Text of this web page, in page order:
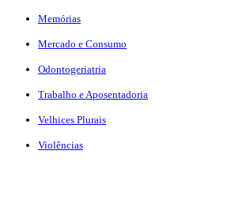
Memórias
Mercado e Consumo
Odontogeriatria
Trabalho e Aposentadoria
Velhices Plurais
Violências